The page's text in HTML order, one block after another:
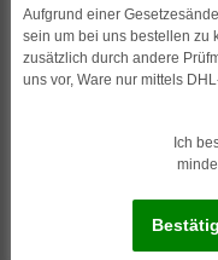
Aufgrund einer
sein um bei uns bestellen zu
zusätzlich durch andere
uns vor, Ware nur mittels
Ich